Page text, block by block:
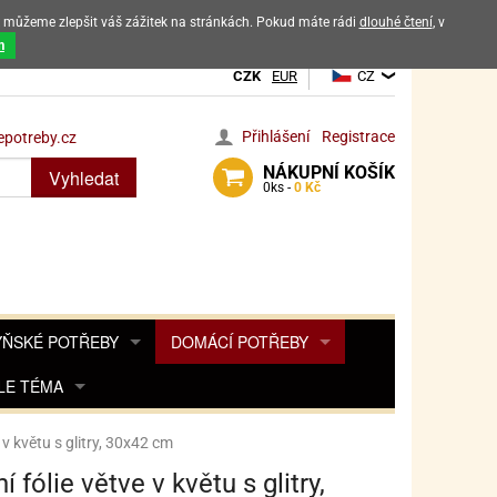
výrobků
CZK EUR CZ
Přihlášení Registrace
NÁKUPNÍ KOŠÍK
0 ks - 0 Kč
Vyhledat
POTŘEBY
KOŘENKY
DESINFEKCE, OCHRANA
KÁVOVARŮ
DOMÁCÍ POTŘEBY
KOŠÍKY
TÉMA
POHÁDKY A HRY
PRO FANOUŠKY BARBIE
NAROZENINOVÉ SVÍČKY
květu s glitry, 30x42 cm
fólie větve v květu s glitry,
zlepšit váš zážitek na stránkách. Pokud máte rádi dlouhé čtení, v